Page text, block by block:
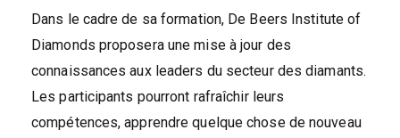
Dans le cadre de sa formation, De Beers Institute of
Diamonds proposera une mise à jour des
connaissances aux leaders du secteur des diamants.
Les participants pourront rafraîchir leurs
compétences, apprendre quelque chose de nouveau